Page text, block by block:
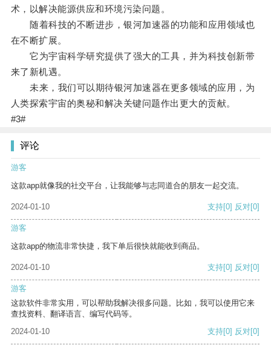
术，以解决能源供应和环境污染问题。
随着科技的不断进步，银河加速器的功能和应用领域也
在不断扩展。
它为宇宙科学研究提供了强大的工具，并为科技创新带
来了新机遇。
未来，我们可以期待银河加速器在更多领域的应用，为
人类探索宇宙的奥秘和解决关键问题作出更大的贡献。
#3#
评论
游客
这款app就像我的社交平台，让我能够与志同道合的朋友一起交流。
2024-01-10 支持[0] 反对[0]
游客
这款app的物流非常快捷，我下单后很快就能收到商品。
2024-01-10 支持[0] 反对[0]
游客
这款软件非常实用，可以帮助我解决很多问题。比如，我可以使用它来
查找资料、翻译语言、编写代码等。
2024-01-10
支持[0] 反对[0]